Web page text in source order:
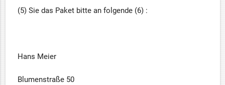
(5) Sie das Paket bitte an folgende (6) :
Hans Meier
Blumenstraße 50